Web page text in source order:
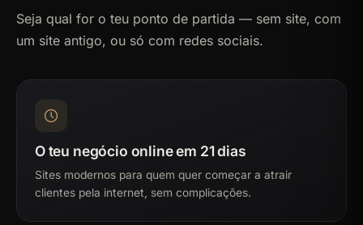
Seja qual for o teu ponto de partida — sem site, com
um site antigo, ou só com redes sociais.
O teu negócio online em 21 dias
Sites modernos para quem quer começar a atrair
clientes pela internet, sem complicações.